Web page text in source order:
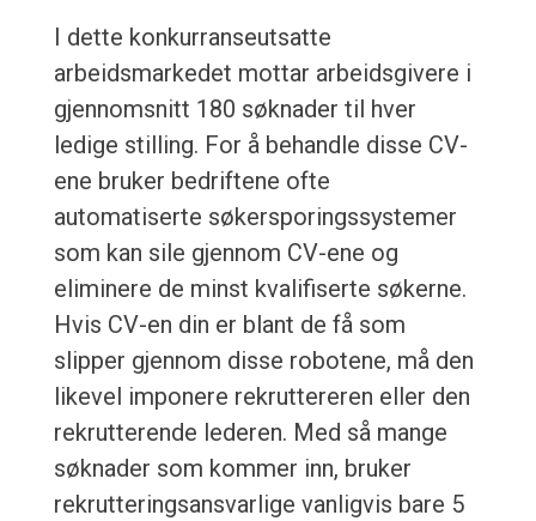
I dette konkurranseutsatte
arbeidsmarkedet mottar arbeidsgivere i
gjennomsnitt 180 søknader til hver
ledige stilling. For å behandle disse CV-
ene bruker bedriftene ofte
automatiserte søkersporingssystemer
som kan sile gjennom CV-ene og
eliminere de minst kvalifiserte søkerne.
Hvis CV-en din er blant de få som
slipper gjennom disse robotene, må den
likevel imponere rekruttereren eller den
rekrutterende lederen. Med så mange
søknader som kommer inn, bruker
rekrutteringsansvarlige vanligvis bare 5